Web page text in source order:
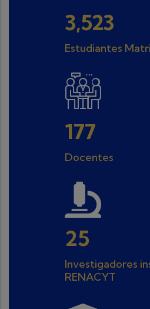
3,523
Estudiantes
204
Docentes
30
Investigadores
RENACYT